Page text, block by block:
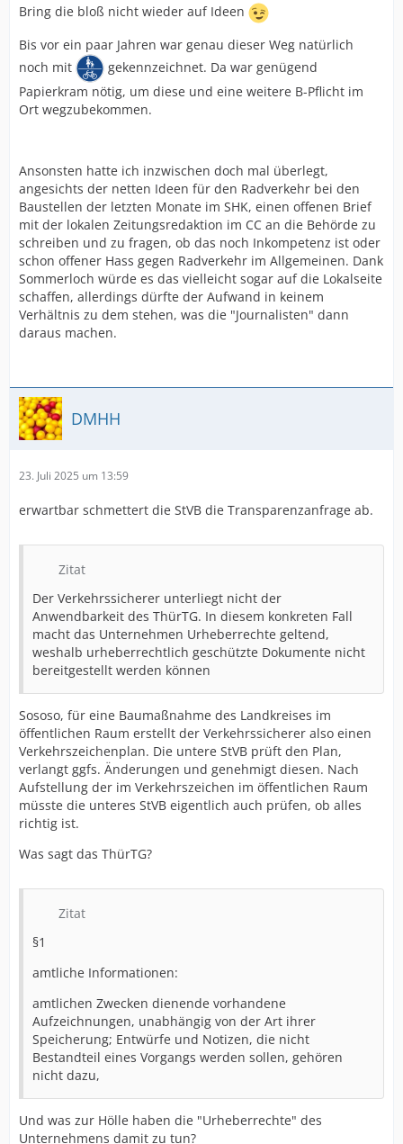
Bring die bloß nicht wieder auf Ideen
Bis vor ein paar Jahren war genau dieser Weg natürlich
noch mit
gekennzeichnet. Da war genügend
Papierkram nötig, um diese und eine weitere B-Pflicht im
Ort wegzubekommen.
Ansonsten hatte ich inzwischen doch mal überlegt,
angesichts der netten Ideen für den Radverkehr bei den
Baustellen der letzten Monate im SHK, einen offenen Brief
mit der lokalen Zeitungsredaktion im CC an die Behörde zu
schreiben und zu fragen, ob das noch Inkompetenz ist oder
schon offener Hass gegen Radverkehr im Allgemeinen. Dank
Sommerloch würde es das vielleicht sogar auf die Lokalseite
schaffen, allerdings dürfte der Aufwand in keinem
Verhältnis zu dem stehen, was die "Journalisten" dann
daraus machen.
DMHH
23. Juli 2025 um 13:59
erwartbar schmettert die StVB die Transparenzanfrage ab.
Zitat
Der Verkehrssicherer unterliegt nicht der
Anwendbarkeit des ThürTG. In diesem konkreten Fall
macht das Unternehmen Urheberrechte geltend,
weshalb urheberrechtlich geschützte Dokumente nicht
bereitgestellt werden können
Sososo, für eine Baumaßnahme des Landkreises im
öffentlichen Raum erstellt der Verkehrssicherer also einen
Verkehrszeichenplan. Die untere StVB prüft den Plan,
verlangt ggfs. Änderungen und genehmigt diesen. Nach
Aufstellung der im Verkehrszeichen im öffentlichen Raum
müsste die unteres StVB eigentlich auch prüfen, ob alles
richtig ist.
Was sagt das ThürTG?
Zitat
§1
amtliche Informationen:
amtlichen Zwecken dienende vorhandene
Aufzeichnungen, unabhängig von der Art ihrer
Speicherung; Entwürfe und Notizen, die nicht
Bestandteil eines Vorgangs werden sollen, gehören
nicht dazu,
Und was zur Hölle haben die "Urheberrechte" des
Unternehmens damit zu tun?